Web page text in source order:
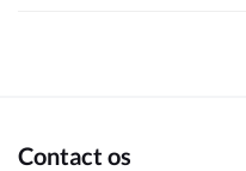
Contact os